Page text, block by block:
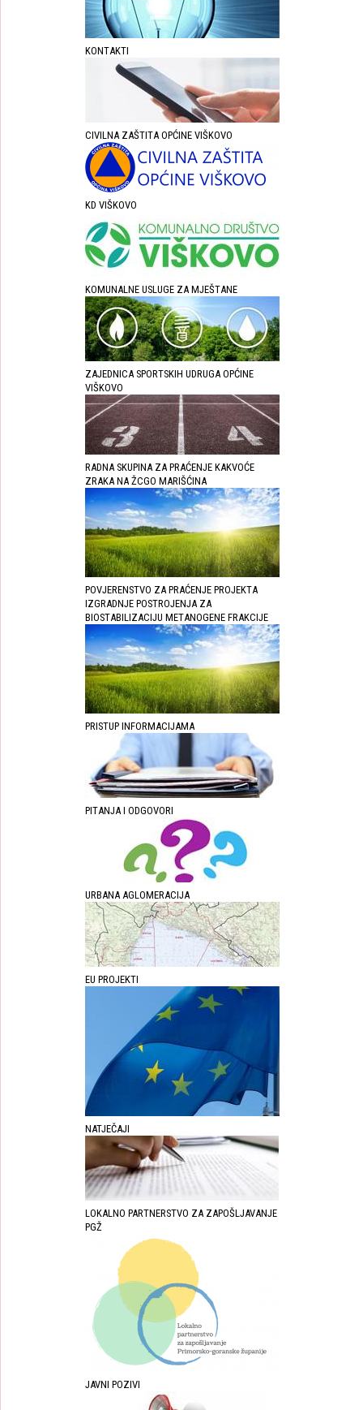
KONTAKTI
CIVILNA ZAŠTITA OPĆINE VIŠKOVO
KD VIŠKOVO
KOMUNALNE USLUGE ZA MJEŠTANE
ZAJEDNICA SPORTSKIH UDRUGA OPĆINE
VIŠKOVO
RADNA SKUPINA ZA PRAĆENJE KAKVOĆE
ZRAKA NA ŽCGO MARIŠĆINA
POVJERENSTVO ZA PRAĆENJE PROJEKTA
IZGRADNJE POSTROJENJA ZA
BIOSTABILIZACIJU METANOGENE FRAKCIJE
PRISTUP INFORMACIJAMA
PITANJA I ODGOVORI
URBANA AGLOMERACIJA
EU PROJEKTI
NATJEČAJI
LOKALNO PARTNERSTVO ZA ZAPOŠLJAVANJE
PGŽ
JAVNI POZIVI